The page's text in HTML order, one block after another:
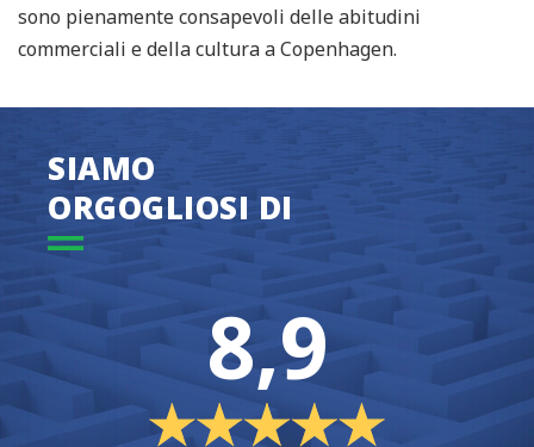
sono pienamente consapevoli delle abitudini
commerciali e della cultura a Copenhagen.
SIAMO
ORGOGLIOSI DI
8,9